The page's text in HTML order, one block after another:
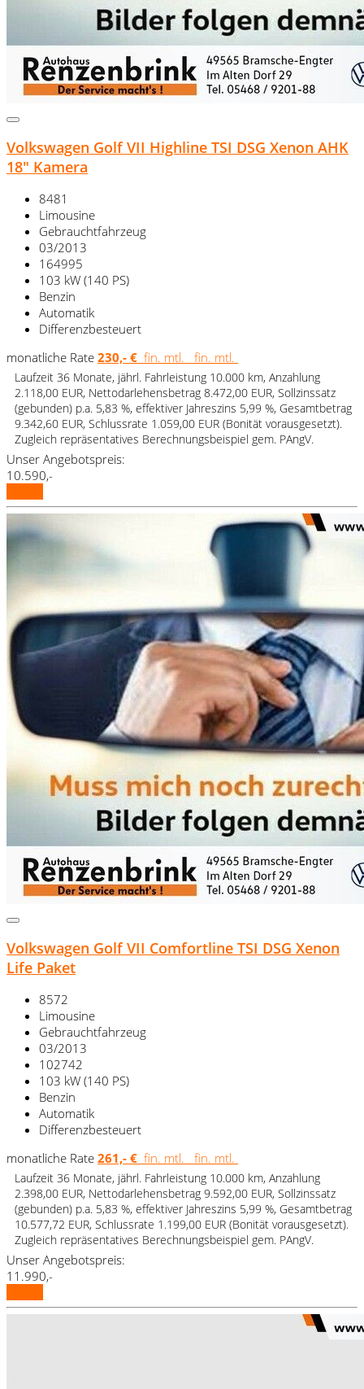
Volkswagen Golf VII Highline TSI DSG Xenon AHK
18" Kamera
8481
Limousine
Gebrauchtfahrzeug
03/2013
164995
103 kW (140 PS)
Benzin
Automatik
Differenzbesteuert
monatliche Rate 230,- € fin. mtl. fin. mtl.
Laufzeit 36 Monate, jährl. Fahrleistung 10.000 km, Anzahlung
2.118,00 EUR, Nettodarlehensbetrag 8.472,00 EUR, Sollzinssatz
(gebunden) p.a. 5,83 %, effektiver Jahreszins 5,99 %, Gesamtbetrag
9.342,60 EUR, Schlussrate 1.059,00 EUR (Bonität vorausgesetzt).
Zugleich repräsentatives Berechnungsbeispiel gem. PAngV.
Unser Angebotspreis:
10.590,-
Volkswagen Golf VII Comfortline TSI DSG Xenon
Life Paket
8572
Limousine
Gebrauchtfahrzeug
03/2013
102742
103 kW (140 PS)
Benzin
Automatik
Differenzbesteuert
monatliche Rate 261,- € fin. mtl. fin. mtl.
Laufzeit 36 Monate, jährl. Fahrleistung 10.000 km, Anzahlung
2.398,00 EUR, Nettodarlehensbetrag 9.592,00 EUR, Sollzinssatz
(gebunden) p.a. 5,83 %, effektiver Jahreszins 5,99 %, Gesamtbetrag
10.577,72 EUR, Schlussrate 1.199,00 EUR (Bonität vorausgesetzt).
Zugleich repräsentatives Berechnungsbeispiel gem. PAngV.
Unser Angebotspreis:
11.990,-